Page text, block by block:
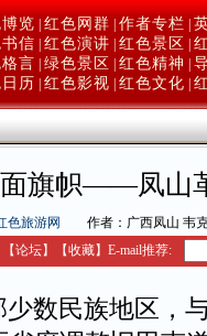
览 红色网群 作者专栏
信 红色演讲 红色景区
言 绿色景区 红色精神
历 红色影视 红色文化
旗帜——凤山
色旅游网
作者：广西凤山 韦
【论坛】 【收藏】 E-mail推荐:
数民族地区，